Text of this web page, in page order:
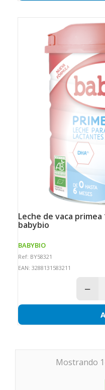
leche de vaca primea 1 (0-6 meses) 800gr de
babybio
BABYBIO
Ref: BY58321
EAN: 3288131583211
−
Mostrando